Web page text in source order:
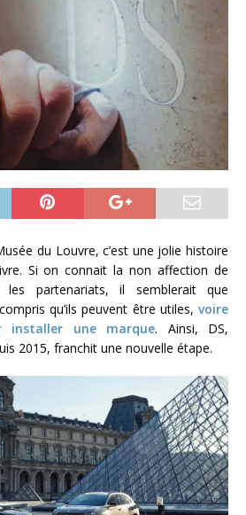
du Louvre, c’est une jolie histoire
Si on connait la non affection de
les partenariats, il semblerait que
qu’ils peuvent être utiles, voire
installer une marque. Ainsi, DS,
2015, franchit une nouvelle étape.